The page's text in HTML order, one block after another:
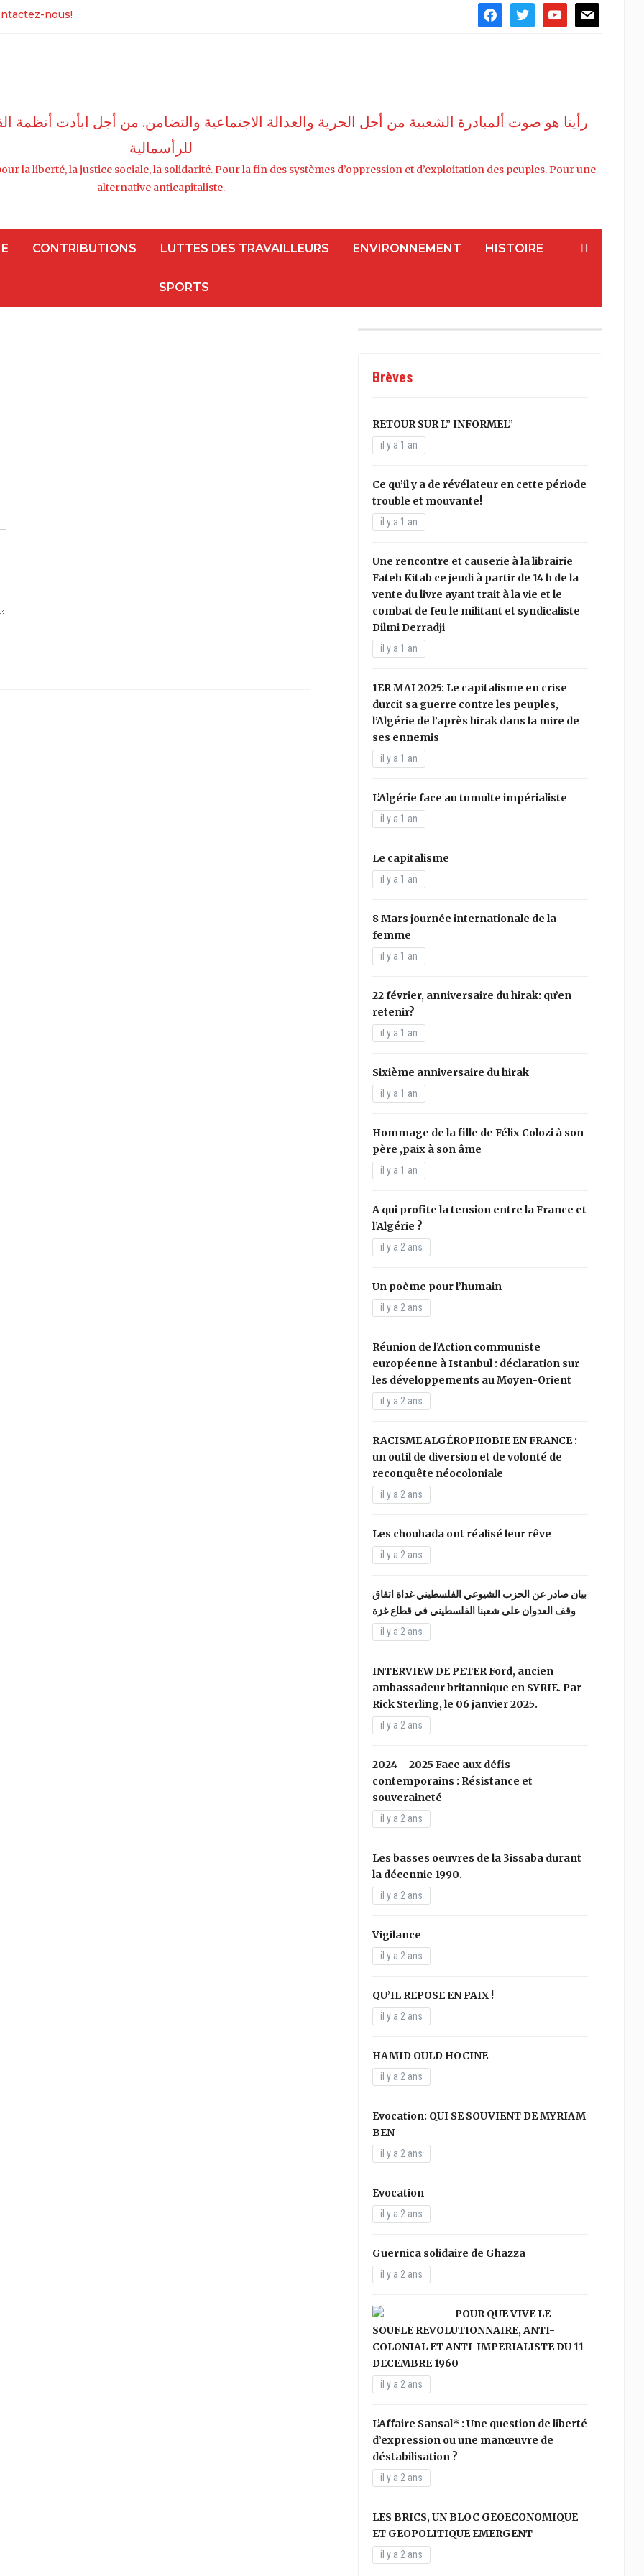
facebooktwitter youtubemail
nous!
رأينا هو صوت ألمبادرة الشعبية من أجل الحرية والعدالة الاجتماعية والتضامن. من أجل ابأدت
للرأسمالية
la liberté, la justice sociale, la solidarité. Pour la fin des systèmes d’oppression et d’exploitation des peuples. Pour une
alternative anticapitaliste.
CONTRIBUTIONS LUTTES DES TRAVAILLEURS ENVIRONNEMENT HISTOIRE
SPORTS
Brèves
RETOUR SUR L” INFORMEL”
il y a 1 an
Ce qu’il y a de révélateur en cette période
trouble et mouvante!
il y a 1 an
Une rencontre et causerie à la librairie
Fateh Kitab ce jeudi à partir de 14 h de la
vente du livre ayant trait à la vie et le
combat de feu le militant et syndicaliste
Dilmi Derradji
il y a 1 an
1ER MAI 2025: Le capitalisme en crise
durcit sa guerre contre les peuples,
l’Algérie de l’après hirak dans la mire de
ses ennemis
il y a 1 an
L’Algérie face au tumulte impérialiste
il y a 1 an
Le capitalisme
il y a 1 an
8 Mars journée internationale de la
femme
il y a 1 an
22 février, anniversaire du hirak: qu’en
retenir?
il y a 1 an
Sixième anniversaire du hirak
il y a 1 an
Hommage de la fille de Félix Colozi à son
père ,paix à son âme
il y a 1 an
A qui profite la tension entre la France et
l’Algérie ?
il y a 2 ans
Un poème pour l’humain
il y a 2 ans
Réunion de l’Action communiste
européenne à Istanbul : déclaration sur
les développements au Moyen-Orient
il y a 2 ans
RACISME ALGÉROPHOBIE EN FRANCE :
un outil de diversion et de volonté de
reconquête néocoloniale
il y a 2 ans
Les chouhada ont réalisé leur rêve
il y a 2 ans
بيان صادر عن الحزب الشيوعي الفلسطيني غداة اتفاق
وقف العدوان على شعبنا الفلسطيني في قطاع غزة
il y a 2 ans
INTERVIEW DE PETER Ford, ancien
ambassadeur britannique en SYRIE. Par
Rick Sterling, le 06 janvier 2025.
il y a 2 ans
2024 – 2025 Face aux défis
contemporains : Résistance et
souveraineté
il y a 2 ans
Les basses oeuvres de la 3issaba durant
la décennie 1990.
il y a 2 ans
Vigilance
il y a 2 ans
QU’IL REPOSE EN PAIX !
il y a 2 ans
HAMID OULD HOCINE
il y a 2 ans
Evocation: QUI SE SOUVIENT DE MYRIAM
BEN
il y a 2 ans
Evocation
il y a 2 ans
Guernica solidaire de Ghazza
il y a 2 ans
POUR QUE VIVE LE
SOUFLE REVOLUTIONNAIRE, ANTI-
COLONIAL ET ANTI-IMPERIALISTE DU 11
DECEMBRE 1960
il y a 2 ans
L’Affaire Sansal* : Une question de liberté
d’expression ou une manœuvre de
déstabilisation ?
il y a 2 ans
LES BRICS, UN BLOC GEOECONOMIQUE
ET GEOPOLITIQUE EMERGENT
il y a 2 ans